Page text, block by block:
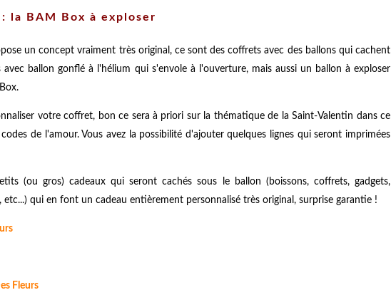
la BAM Box à exploser
un concept vraiment très original, ce sont des coffrets avec des ballons qui cachent
ballon gonflé à l'hélium qui s'envole à l'ouverture, mais aussi un ballon à exploser
votre coffret, bon ce sera à priori sur la thématique de la Saint-Valentin dans ce
de l'amour. Vous avez la possibilité d'ajouter quelques lignes qui seront imprimées
(ou gros) cadeaux qui seront cachés sous le ballon (boissons, coffrets, gadgets,
qui en font un cadeau entièrement personnalisé très original, surprise garantie !
Fleurs